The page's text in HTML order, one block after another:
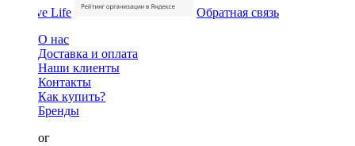
Обратная связь
О нас
Доставка и оплата
Наши клиенты
Контакты
Как купить?
Бренды
Каталог